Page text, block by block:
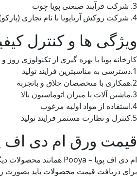
3. شرکت فرآیند صنعتی پویا چوب
4. شرکت روکش آریاپویا با نام تجاری (پارکو)
ویژگی ها و کنترل
کارخانه پویا با بهره گیری از تکنولوژی روز و 24ساعته توانسته محصولات خودرا بصورت مستمر از نظر کیفی کنترل کند و رعایت مولفه هایی که در ادامه به ان اشاره می نماییم را تضمین کند
1.دسترسی به مناسبترین فرایند تولید
2.همکاری با متخصصان خلاق و باتجربه
3.ماشین آلات با میزان اتوماسیون بالا
4.استفاده از مواد اولیه مرغوب
5.کنترل و نظارت مستمر فرایند تولید
قیمت ورق ام دی اف
ام دی اف پویا – Pooya همانند محصولات دیگر بازار ایران تحت تاثیر قیمت و نوسانات ارزی و دلاری می باشد بنابراین قیمت مشخص و ثابتی را نمیتوان برای این محصولات بیان نمود.
برای دریافت قیمت محصولات باید بصورت